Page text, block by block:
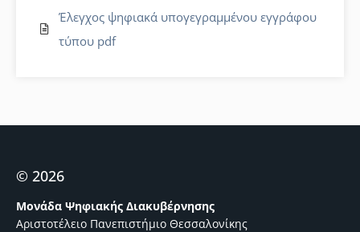
Έλεγχος ψηφιακά υπογεγραμμένου εγγράφου
τύπου pdf
© 2026
Μονάδα Ψηφιακής Διακυβέρνησης
Αριστοτέλειο Πανεπιστήμιο Θεσσαλονίκης